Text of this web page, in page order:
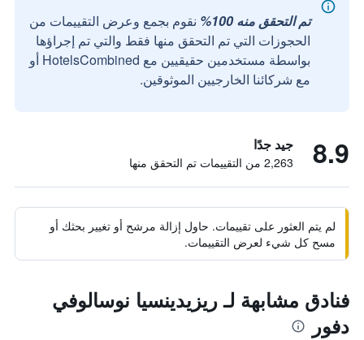
تم التحقق منه 100%
نقوم بجمع وعرض التقييمات من
الحجوزات التي تم التحقق منها فقط والتي تم إجراؤها
بواسطة مستخدمين حقيقيين مع HotelsCombined أو
مع شركائنا الخارجيين الموثوقين.
8.9 جيد جدًا
2,263 من التقييمات تم التحقق منها
لم يتم العثور على تقييمات. حاول إزالة مرشح أو تغيير بحثك أو
مسح كل شيء لعرض التقييمات.
فنادق مشابهة لـ ريزيدينسيا نوسالوفي
دفور